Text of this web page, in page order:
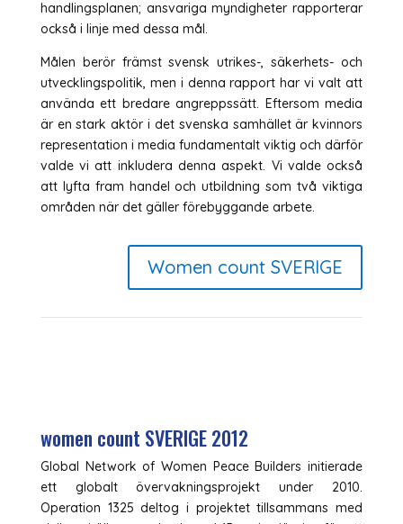
handlingsplanen; ansvariga myndigheter rapporterar
också i linje med dessa mål.
Målen berör främst svensk utrikes-, säkerhets- och
utvecklingspolitik, men i denna rapport har vi valt att
använda ett bredare angreppssätt. Eftersom media
är en stark aktör i det svenska samhället är kvinnors
representation i media fundamentalt viktig och därför
valde vi att inkludera denna aspekt. Vi valde också
att lyfta fram handel och utbildning som två viktiga
områden när det gäller förebyggande arbete.
Women count SVERIGE
women count SVERIGE 2012
Global Network of Women Peace Builders initierade
ett globalt övervakningsprojekt under 2010.
Operation 1325 deltog i projektet tillsammans med